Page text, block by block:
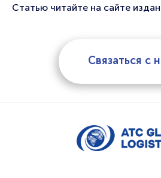
Статью читайте на сайте
Связаться с